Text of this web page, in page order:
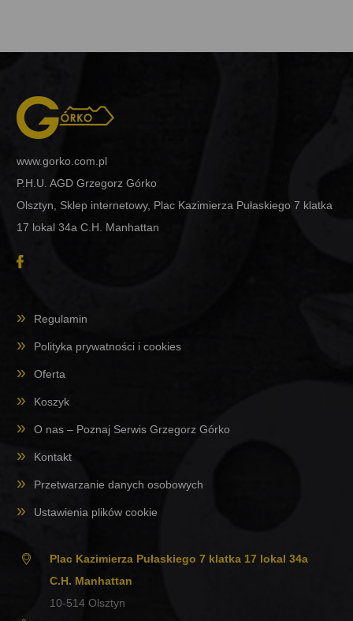
www.gorko.com.pl
P.H.U. AGD Grzegorz Górko
Olsztyn, Sklep internetowy, Plac Kazimierza Pułaskiego 7 klatka
17 lokal 34a C.H. Manhattan
Regulamin
Polityka prywatności i cookies
Oferta
Koszyk
O nas – Poznaj Serwis Grzegorz Górko
Kontakt
Przetwarzanie danych osobowych
Ustawienia plików cookie
Plac Kazimierza Pułaskiego 7 klatka 17 lokal 34a
C.H. Manhattan
10-514 Olsztyn